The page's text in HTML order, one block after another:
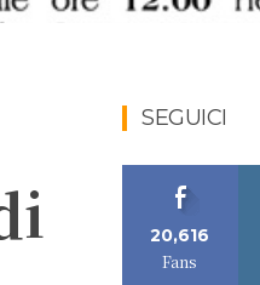
SEGUICI
20,616
Fans